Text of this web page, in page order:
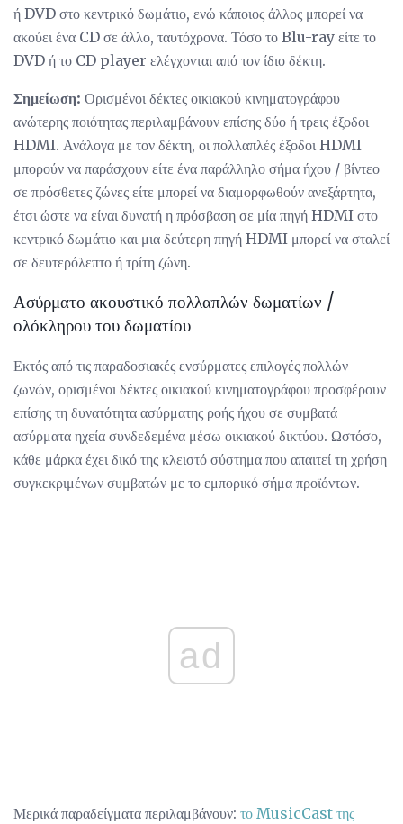
ή DVD στο κεντρικό δωμάτιο, ενώ κάποιος άλλος μπορεί να
ακούει ένα CD σε άλλο, ταυτόχρονα. Τόσο το Blu-ray είτε το
DVD ή το CD player ελέγχονται από τον ίδιο δέκτη.
Σημείωση: Ορισμένοι δέκτες οικιακού κινηματογράφου
ανώτερης ποιότητας περιλαμβάνουν επίσης δύο ή τρεις έξοδοι
HDMI. Ανάλογα με τον δέκτη, οι πολλαπλές έξοδοι HDMI
μπορούν να παράσχουν είτε ένα παράλληλο σήμα ήχου / βίντεο
σε πρόσθετες ζώνες είτε μπορεί να διαμορφωθούν ανεξάρτητα,
έτσι ώστε να είναι δυνατή η πρόσβαση σε μία πηγή HDMI στο
κεντρικό δωμάτιο και μια δεύτερη πηγή HDMI μπορεί να σταλεί
σε δευτερόλεπτο ή τρίτη ζώνη.
Ασύρματο ακουστικό πολλαπλών δωματίων /
ολόκληρου του δωματίου
Εκτός από τις παραδοσιακές ενσύρματες επιλογές πολλών
ζωνών, ορισμένοι δέκτες οικιακού κινηματογράφου προσφέρουν
επίσης τη δυνατότητα ασύρματης ροής ήχου σε συμβατά
ασύρματα ηχεία συνδεδεμένα μέσω οικιακού δικτύου. Ωστόσο,
κάθε μάρκα έχει δικό της κλειστό σύστημα που απαιτεί τη χρήση
συγκεκριμένων συμβατών με το εμπορικό σήμα προϊόντων.
ad
Μερικά παραδείγματα περιλαμβάνουν: το MusicCast της